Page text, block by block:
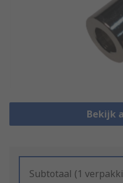
Bekijk
Subtotaal (1